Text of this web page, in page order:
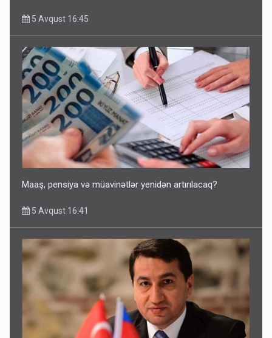
5 Avqust 16:45
Maaş, pensiya və müavinətlər yenidən artırılacaq?
5 Avqust 16:41